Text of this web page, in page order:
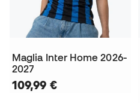
Maglia Inter Home 2026-
2027
109,99 €